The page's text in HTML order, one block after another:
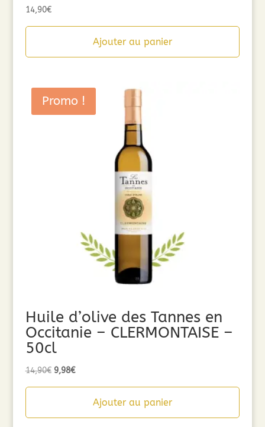
14,90€
Ajouter au panier
Promo !
Huile d’olive des Tannes en
Occitanie – CLERMONTAISE –
50cl
14,90€ Le
9,98€Le
actuelAjouter au panier